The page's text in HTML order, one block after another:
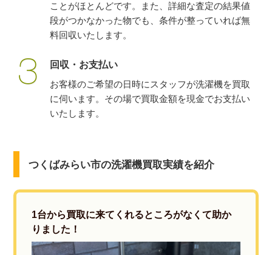
ことがほとんどです。また、詳細な査定の結果値
段がつかなかった物でも、条件が整っていれば無
料回収いたします。
回収・お支払い
お客様のご希望の日時にスタッフが洗濯機を買取
に伺います。その場で買取金額を現金でお支払い
いたします。
つくばみらい市の洗濯機買取実績を紹介
1台から買取に来てくれるところがなくて助か
りました！